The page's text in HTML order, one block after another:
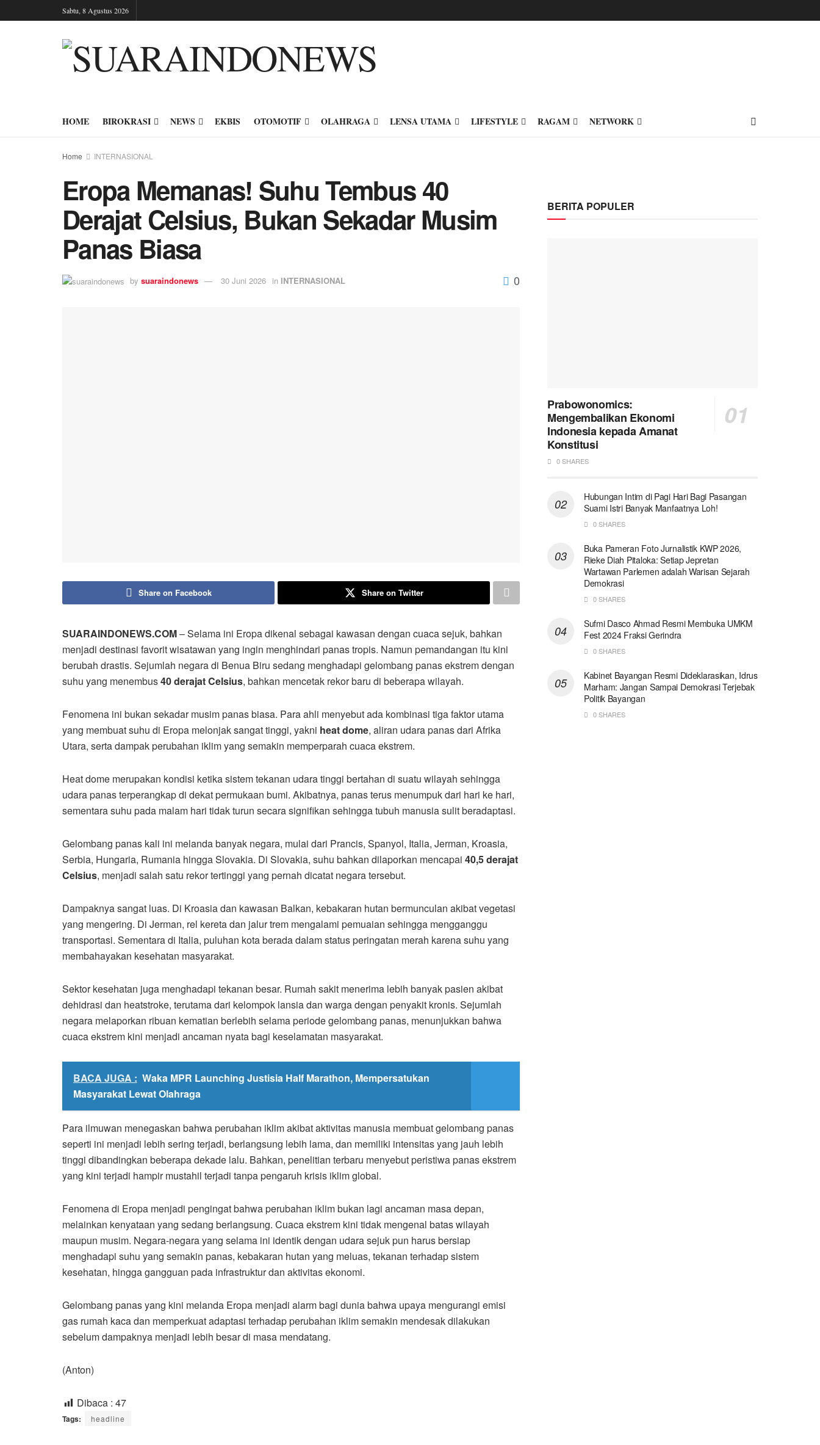
Sabtu, 8 Agustus 2026
HOME BIROKRASI NEWS EKBIS OTOMOTIF OLAHRAGA LENSA UTAMA LIFESTYLE RAGAM NETWORK
Home INTERNASIONAL
Eropa Memanas! Suhu Tembus 40
Derajat Celsius, Bukan Sekadar Musim
Panas Biasa
by suaraindonews 30 Juni 2026 in INTERNASIONAL 0
Share on Facebook Share on Twitter
SUARAINDONEWS.COM– Selama ini Eropa dikenal sebagai kawasan dengan cuaca sejuk, bahkan
menjadi destinasi favorit wisatawan yang ingin menghindari panas tropis. Namun pemandangan itu kini
berubah drastis. Sejumlah negara di Benua Biru sedang menghadapi gelombang panas ekstrem dengan
suhu yang menembus40 derajat Celsius, bahkan mencetak rekor baru di beberapa wilayah.
Fenomena ini bukan sekadar musim panas biasa. Para ahli menyebut ada kombinasi tiga faktor utama
yang membuat suhu di Eropa melonjak sangat tinggi, yakni heat dome, aliran udara panas dari Afrika
Utara, serta dampak perubahan iklim yang semakin memperparah cuaca ekstrem.
Heat dome merupakan kondisi ketika sistem tekanan udara tinggi bertahan di suatu wilayah sehingga
udara panas terperangkap di dekat permukaan bumi. Akibatnya, panas terus menumpuk dari hari ke hari,
sementara suhu pada malam hari tidak turun secara signifikan sehingga tubuh manusia sulit beradaptasi.
Gelombang panas kali ini melanda banyak negara, mulai dari Prancis, Spanyol, Italia, Jerman, Kroasia,
Serbia, Hungaria, Rumania hingga Slovakia. Di Slovakia, suhu bahkan dilaporkan mencapai 40,5 derajat
Celsius, menjadi salah satu rekor tertinggi yang pernah dicatat negara tersebut.
Dampaknya sangat luas. Di Kroasia dan kawasan Balkan, kebakaran hutan bermunculan akibat vegetasi
yang mengering. Di Jerman, rel kereta dan jalur trem mengalami pemuaian sehingga mengganggu
transportasi. Sementara di Italia, puluhan kota berada dalam status peringatan merah karena suhu yang
membahayakan kesehatan masyarakat.
Sektor kesehatan juga menghadapi tekanan besar. Rumah sakit menerima lebih banyak pasien akibat
dehidrasi dan heatstroke, terutama dari kelompok lansia dan warga dengan penyakit kronis. Sejumlah
negara melaporkan ribuan kematian berlebih selama periode gelombang panas, menunjukkan bahwa
cuaca ekstrem kini menjadi ancaman nyata bagi keselamatan masyarakat.
BACA JUGA : Waka MPR Launching Justisia Half Marathon, Mempersatukan
Masyarakat Lewat Olahraga
Para ilmuwan menegaskan bahwa perubahan iklim akibat aktivitas manusia membuat gelombang panas
seperti ini menjadi lebih sering terjadi, berlangsung lebih lama, dan memiliki intensitas yang jauh lebih
tinggi dibandingkan beberapa dekade lalu. Bahkan, penelitian terbaru menyebut peristiwa panas ekstrem
yang kini terjadi hampir mustahil terjadi tanpa pengaruh krisis iklim global.
Fenomena di Eropa menjadi pengingat bahwa perubahan iklim bukan lagi ancaman masa depan,
melainkan kenyataan yang sedang berlangsung. Cuaca ekstrem kini tidak mengenal batas wilayah
maupun musim. Negara-negara yang selama ini identik dengan udara sejuk pun harus bersiap
menghadapi suhu yang semakin panas, kebakaran hutan yang meluas, tekanan terhadap sistem
kesehatan, hingga gangguan pada infrastruktur dan aktivitas ekonomi.
Gelombang panas yang kini melanda Eropa menjadi alarm bagi dunia bahwa upaya mengurangi emisi
gas rumah kaca dan memperkuat adaptasi terhadap perubahan iklim semakin mendesak dilakukan
sebelum dampaknya menjadi lebih besar di masa mendatang.
(Anton)
Dibaca : 47
Tags: headline
BERITA POPULER
Prabowonomics:
Mengembalikan Ekonomi
Indonesia kepada Amanat
Konstitusi
0 SHARES
Hubungan Intim di Pagi Hari Bagi Pasangan
Suami Istri Banyak Manfaatnya Loh!
0 SHARES
Buka Pameran Foto Jurnalistik KWP 2026,
Rieke Diah Pitaloka: Setiap Jepretan
Wartawan Parlemen adalah Warisan Sejarah
Demokrasi
0 SHARES
Sufmi Dasco Ahmad Resmi Membuka UMKM
Fest 2024 Fraksi Gerindra
0 SHARES
Kabinet Bayangan Resmi Dideklarasikan, Idrus
Marham: Jangan Sampai Demokrasi Terjebak
Politik Bayangan
0 SHARES